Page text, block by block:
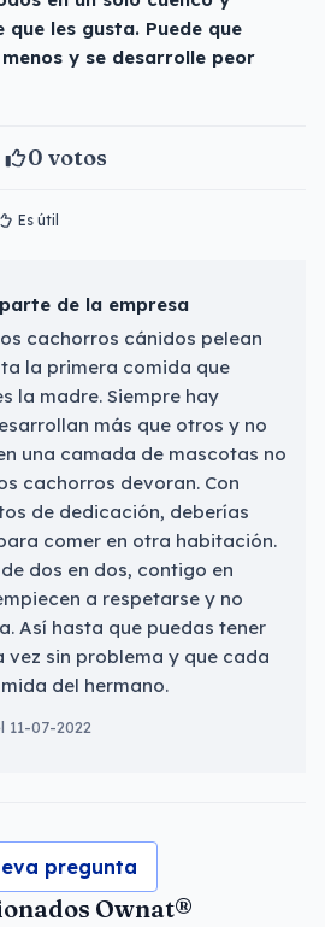
que les gusta. Puede que
y se desarrolle peor
0 votos
Es útil
de la empresa
cachorros cánidos pelean
la primera comida que
la madre. Siempre hay
más que otros y no
una camada de mascotas no
cachorros devoran. Con
de dedicación, deberías
comer en otra habitación.
dos en dos, contigo en
a respetarse y no
Así hasta que puedas tener
vez sin problema y que cada
del hermano.
11-07-2022
pregunta
Ownat®